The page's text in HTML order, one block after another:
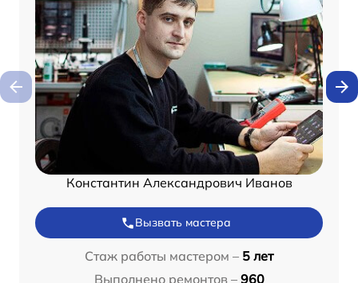
Константин Александрович Иванов
Вызвать мастера
Стаж работы мастером – 5 лет
Выполнено ремонтов – 960